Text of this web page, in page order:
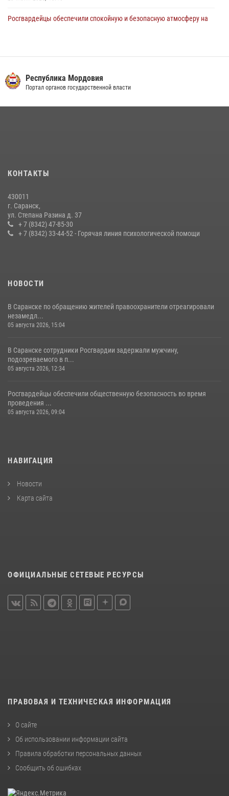
Росгвардейцы обеспечили спокойную и безопасную атмосферу на
обеспечили безопасность на футбольных мероприятиях: от
регионального турнира до Суперкубка России
содействии сотрудников Росгвардии
Сотрудники Росгвардии обеспечили безопасность Всероссийского
конкурса профмастерства в Саранске
23 июля 2026, 11:54 4
Республика Мордовия
Портал органов государственной власти
КОНТАКТЫ
430011
г. Саранск,
ул. Степана Разина д. 37
+ 7 (8342) 47-85-30
+ 7 (8342) 33-44-52 - Горячая линия психологической помощи
НОВОСТИ
В Саранске по обращению жителей правоохранители отреагировали
незамедл...
05 августа 2026, 15:04
В Саранске сотрудники Росгвардии задержали мужчину,
подозреваемого в п...
05 августа 2026, 12:34
Росгвардейцы обеспечили общественную безопасность во время
проведения ...
05 августа 2026, 09:04
НАВИГАЦИЯ
Новости
Карта сайта
ОФИЦИАЛЬНЫЕ СЕТЕВЫЕ РЕСУРСЫ
ПРАВОВАЯ И ТЕХНИЧЕСКАЯ ИНФОРМАЦИЯ
О сайте
Об использовании информации сайта
Правила обработки персональных данных
Сообщить об ошибках